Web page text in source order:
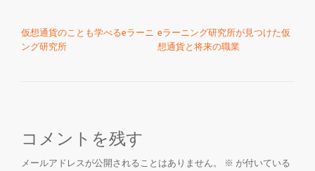
仮想通貨のことも学べるeラーニ
ング研究所
eラーニング研究所が見つけた仮
想通貨と将来の職業
コメントを残す
メールアドレスが公開されることはありません。 ※ が付いている